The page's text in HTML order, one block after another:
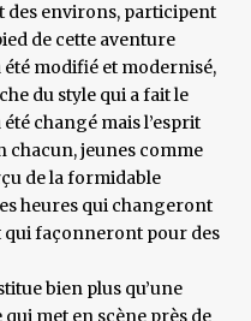
des environs, participent
de cette aventure
modifié et modernisé,
du style qui a fait le
changé mais l’esprit
chacun, jeunes comme
de la formidable
heures qui changeront
qui façonneront pour des
bien plus qu’une
met en scène près de